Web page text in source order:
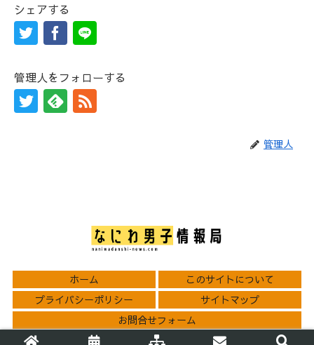
シェアする
管理人をフォローする
管理人
ホーム
このサイトについて
プライバシーポリシー
サイトマップ
お問合せフォーム